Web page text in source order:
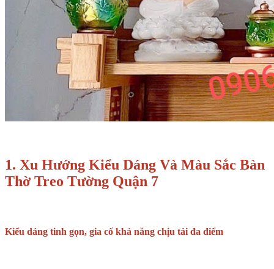
1. Xu Hướng Kiểu Dáng Và Màu Sắc Bàn
Thờ Treo Tường Quận 7
Kiểu dáng tinh gọn, gia cố khả năng chịu tải đa điểm